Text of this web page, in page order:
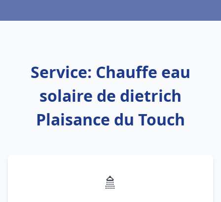
Service: Chauffe eau
solaire de dietrich
Plaisance du Touch
🚿